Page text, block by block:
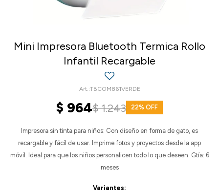
Mini Impresora Bluetooth Termica Rollo
Infantil Recargable
TBCOM861VERDE
$ 964$1.243 22
Impresora sin tinta para niños: Con diseño en forma de gato, es
recargable y fácil de usar. Imprime fotos y proyectos desde la app
móvil. Ideal para que los niños personalicen todo lo que deseen. Gtía: 6
meses
Variantes: